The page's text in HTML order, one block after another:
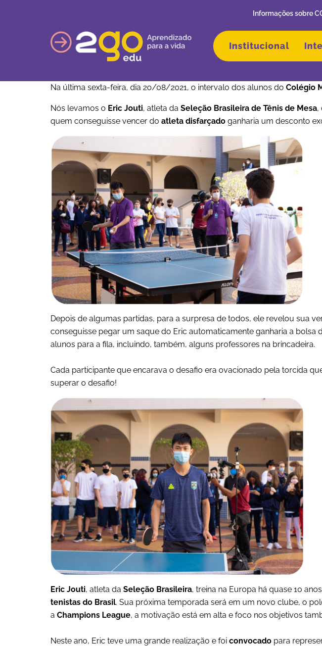
Informações sobre
Institucional
Na última sexta-feira, dia 20/08/2021, o intervalo dos alunos do Colégio
Nós levamos o Eric Jouti, atleta da Seleção Brasileira de Tênis de Mesa,
quem conseguisse vencer do atleta disfarçado ganharia um desconto
Depois de algumas partidas, para a surpresa de todos, ele revelou sua
conseguisse pegar um saque do Eric automaticamente ganharia a bolsa
alunos para a fila, incluindo, também, alguns professores na brincadeira.
Cada participante que encarava o desafio era ovacionado pela torcida
superar o desafio!
Eric Jouti, atleta da Seleção Brasileira, treina na Europa há quase 10
tenistas do Brasil. Sua próxima temporada será em um novo clube, o
a Champions League, a motivação está em alta e foco nos objetivos
Neste ano, Eric teve uma grande realização e foi convocado para